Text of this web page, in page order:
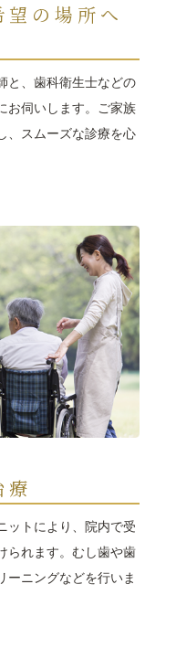
の場所へ
と、歯科衛生士などの
お伺いします。ご家族
、スムーズな診療を心
療
ットにより、院内で受
られます。むし歯や歯
ーニングなどを行いま